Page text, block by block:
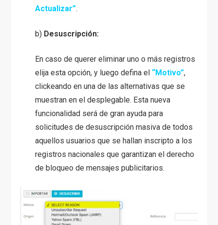
Actualizar”.
b) Desuscripción:
En caso de querer eliminar uno o más registros
elija esta opción, y luego defina el “Motivo”,
clickeando en una de las alternativas que se
muestran en el desplegable. Esta nueva
funcionalidad será de gran ayuda para
solicitudes de desuscripción masiva de todos
aquellos usuarios que se hallan inscripto a los
registros nacionales que garantizan el derecho
de bloqueo de mensajes publicitarios.